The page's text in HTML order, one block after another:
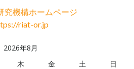
究機構ホームページ
riat-or.jp
2026年8月
木 金 土
日